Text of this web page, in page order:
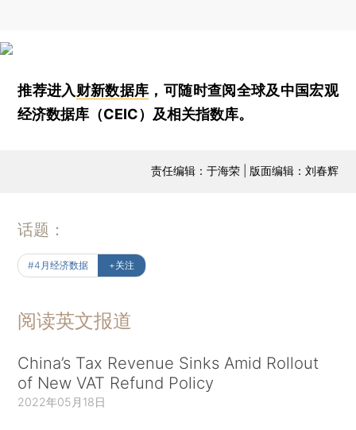
推荐进入财新数据库 ，可随时查阅全球及中国宏观
经济数据库（CEIC）及相关指数库。
责任编辑：于海荣 | 版面编辑：刘春辉
话题：
#4月经济数据 +关注
阅读英文报道
China’s Tax Revenue Sinks Amid Rollout
of New VAT Refund Policy
2022年05月18日